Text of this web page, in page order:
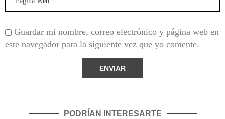
Guardar mi nombre, correo electrónico y página web en
este navegador para la siguiente vez que yo comente.
PODRÍAN INTERESARTE